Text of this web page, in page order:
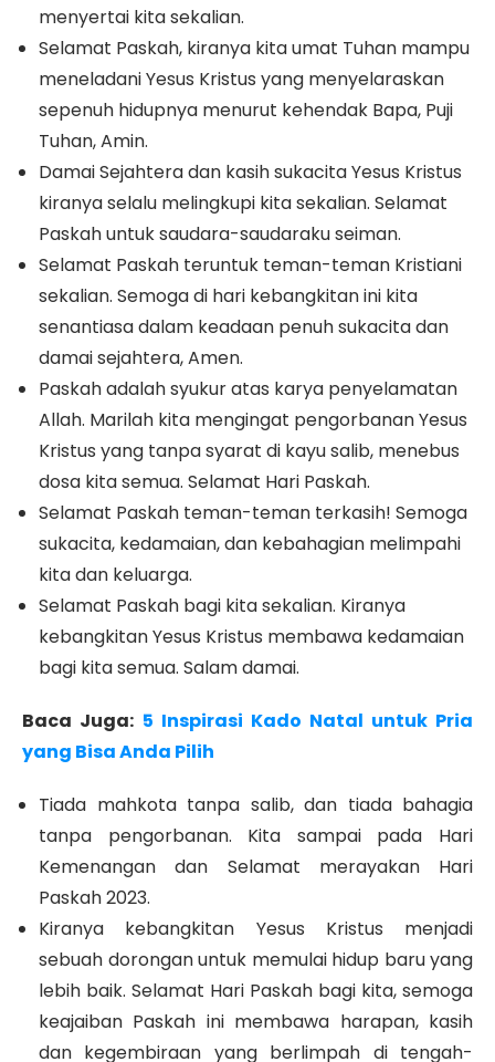
menyertai kita sekalian.
Selamat Paskah, kiranya kita umat Tuhan mampu
meneladani Yesus Kristus yang menyelaraskan
sepenuh hidupnya menurut kehendak Bapa, Puji
Tuhan, Amin.
Damai Sejahtera dan kasih sukacita Yesus Kristus
kiranya selalu melingkupi kita sekalian. Selamat
Paskah untuk saudara-saudaraku seiman.
Selamat Paskah teruntuk teman-teman Kristiani
sekalian. Semoga di hari kebangkitan ini kita
senantiasa dalam keadaan penuh sukacita dan
damai sejahtera, Amen.
Paskah adalah syukur atas karya penyelamatan
Allah. Marilah kita mengingat pengorbanan Yesus
Kristus yang tanpa syarat di kayu salib, menebus
dosa kita semua. Selamat Hari Paskah.
Selamat Paskah teman-teman terkasih! Semoga
sukacita, kedamaian, dan kebahagian melimpahi
kita dan keluarga.
Selamat Paskah bagi kita sekalian. Kiranya
kebangkitan Yesus Kristus membawa kedamaian
bagi kita semua. Salam damai.
Baca Juga: 5 Inspirasi Kado Natal untuk Pria
yang Bisa Anda Pilih
Tiada mahkota tanpa salib, dan tiada bahagia
tanpa pengorbanan. Kita sampai pada Hari
Kemenangan dan Selamat merayakan Hari
Paskah 2023.
Kiranya kebangkitan Yesus Kristus menjadi
sebuah dorongan untuk memulai hidup baru yang
lebih baik. Selamat Hari Paskah bagi kita, semoga
keajaiban Paskah ini membawa harapan, kasih
dan kegembiraan yang berlimpah di tengah-